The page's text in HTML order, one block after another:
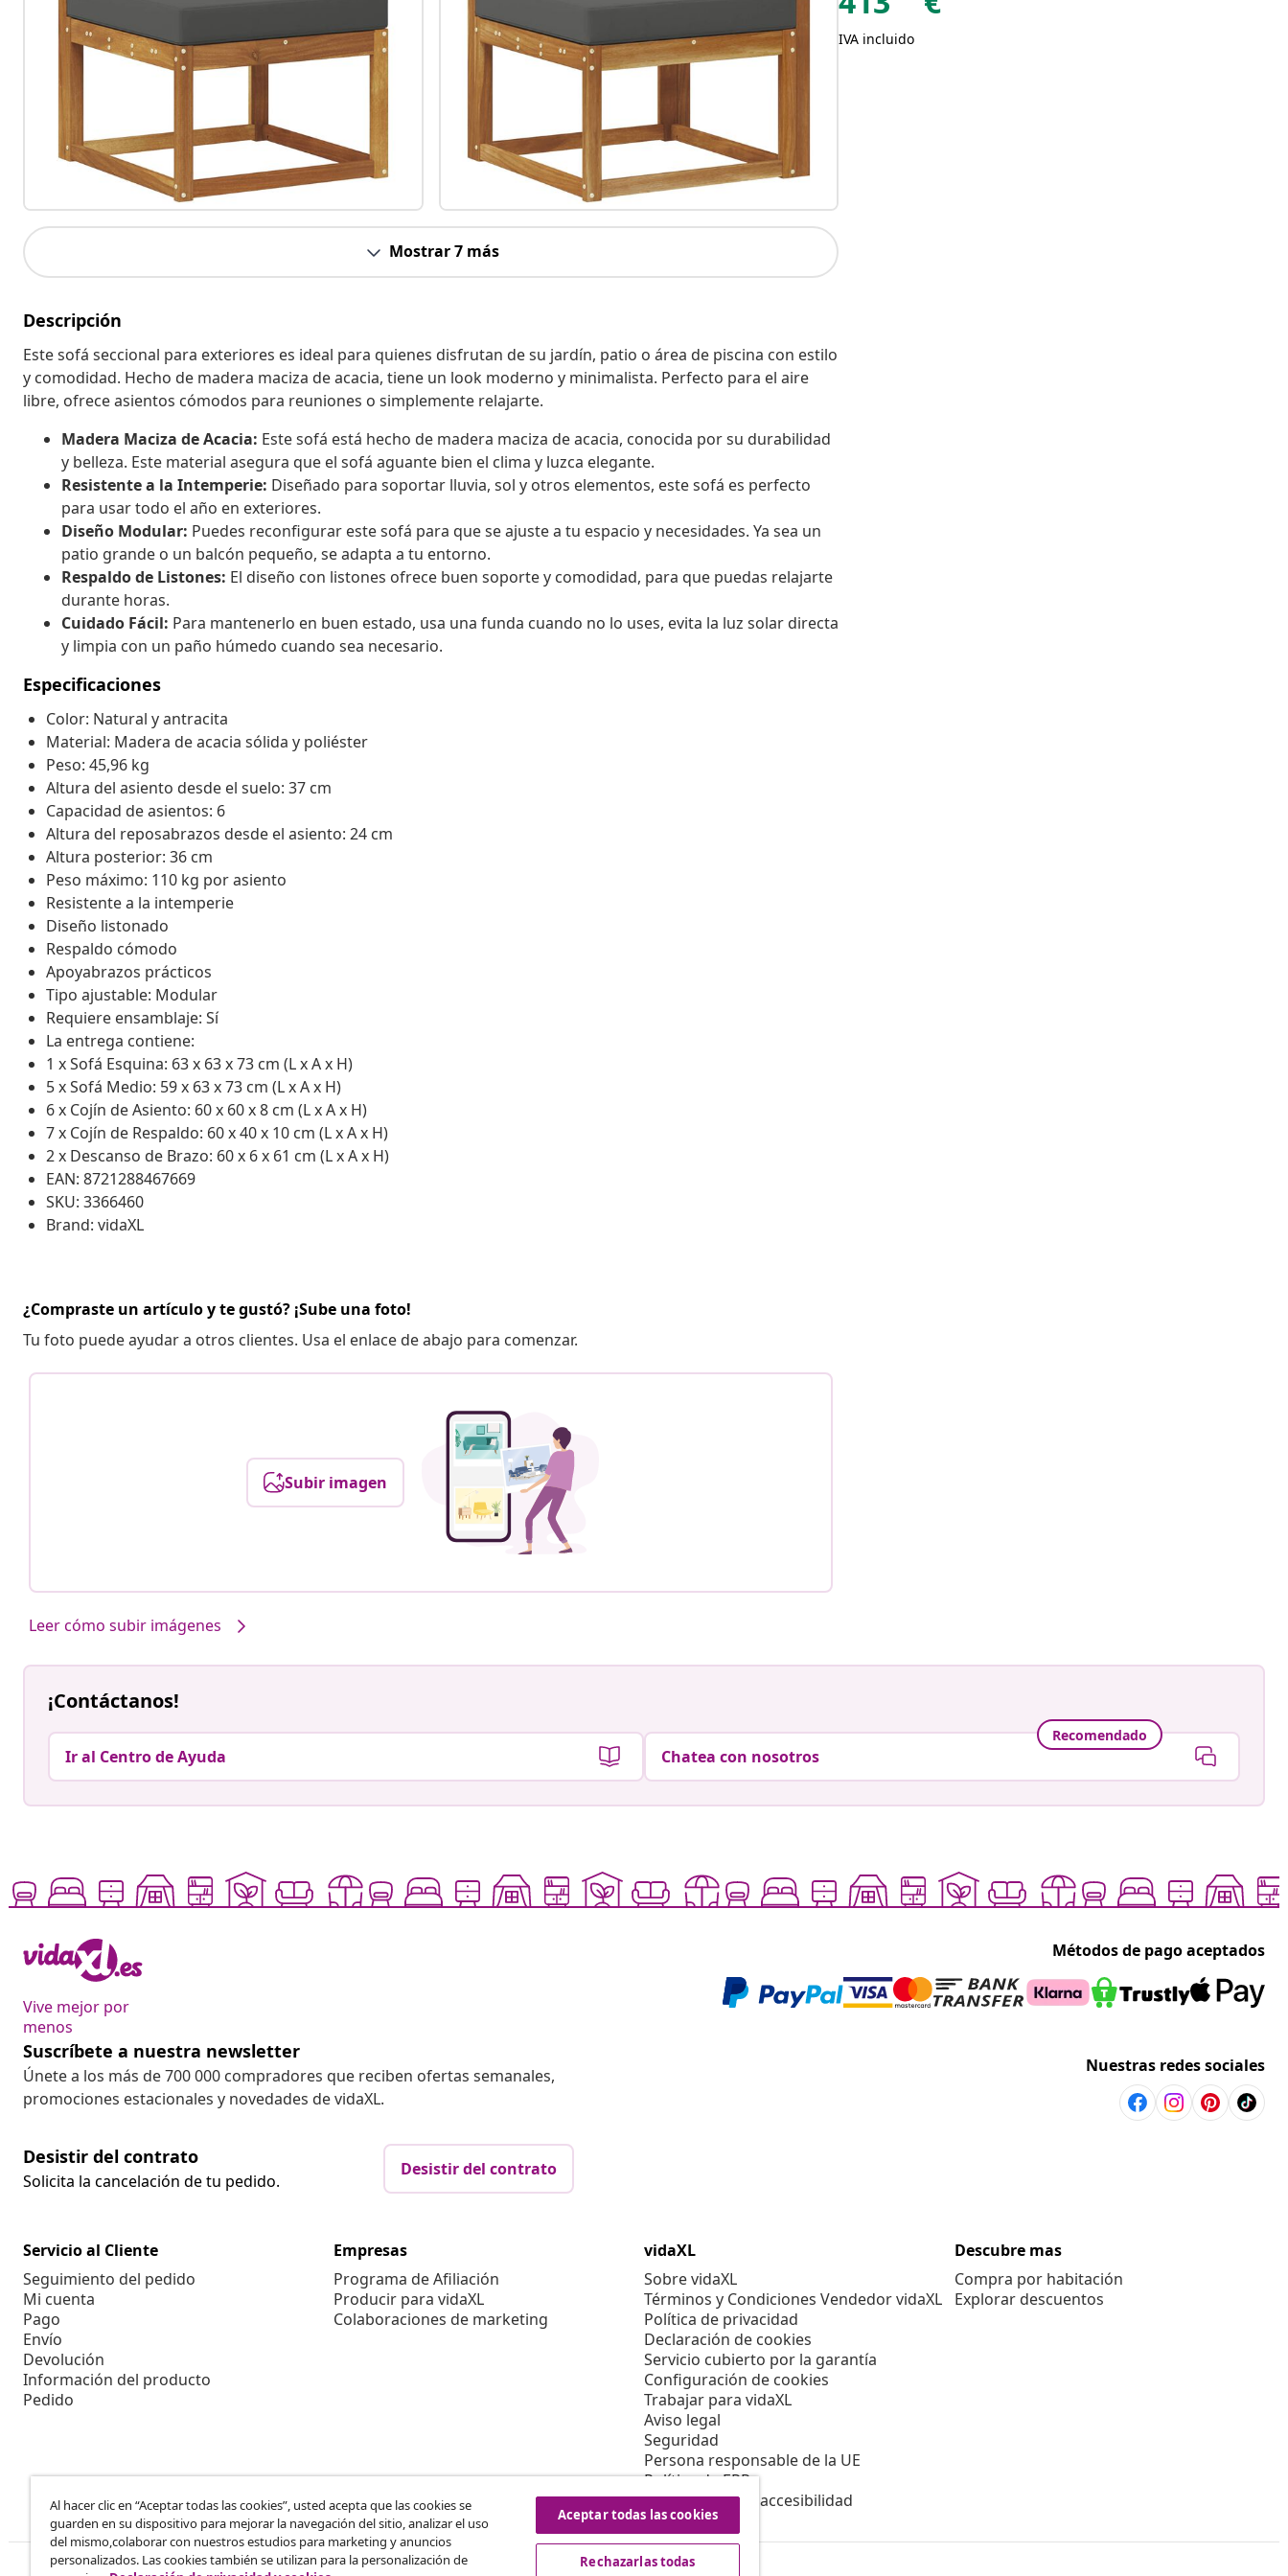
Mostrar 7 más
Descripción
Este sofá seccional para exteriores es ideal para quienes disfrutan de su jardín, patio o área de piscina con estilo
y comodidad. Hecho de madera maciza de acacia, tiene un look moderno y minimalista. Perfecto para el aire
libre, ofrece asientos cómodos para reuniones o simplemente relajarte.
Madera Maciza de Acacia: Este sofá está hecho de madera maciza de acacia, conocida por su durabilidad
y belleza. Este material asegura que el sofá aguante bien el clima y luzca elegante.
Resistente a la Intemperie: Diseñado para soportar lluvia, sol y otros elementos, este sofá es perfecto
para usar todo el año en exteriores.
Diseño Modular: Puedes reconfigurar este sofá para que se ajuste a tu espacio y necesidades. Ya sea un
patio grande o un balcón pequeño, se adapta a tu entorno.
Respaldo de Listones: El diseño con listones ofrece buen soporte y comodidad, para que puedas relajarte
durante horas.
Cuidado Fácil: Para mantenerlo en buen estado, usa una funda cuando no lo uses, evita la luz solar directa
y limpia con un paño húmedo cuando sea necesario.
Especificaciones
Color: Natural y antracita
Material: Madera de acacia sólida y poliéster
Peso: 45,96 kg
Altura del asiento desde el suelo: 37 cm
Capacidad de asientos: 6
Altura del reposabrazos desde el asiento: 24 cm
Altura posterior: 36 cm
Peso máximo: 110 kg por asiento
Resistente a la intemperie
Diseño listonado
Respaldo cómodo
Apoyabrazos prácticos
Tipo ajustable: Modular
Requiere ensamblaje: Sí
La entrega contiene:
1 x Sofá Esquina: 63 x 63 x 73 cm (L x A x H)
5 x Sofá Medio: 59 x 63 x 73 cm (L x A x H)
6 x Cojín de Asiento: 60 x 60 x 8 cm (L x A x H)
7 x Cojín de Respaldo: 60 x 40 x 10 cm (L x A x H)
2 x Descanso de Brazo: 60 x 6 x 61 cm (L x A x H)
EAN: 8721288467669
SKU: 3366460
Brand: vidaXL
¿Compraste un artículo y te gustó? ¡Sube una foto!
Tu foto puede ayudar a otros clientes. Usa el enlace de abajo para comenzar.
Subir imagen
Leer cómo subir imágenes
IVA incluido
¡Contáctanos!
Ir al Centro de Ayuda
Recomendado
Chatea con nosotros
Vive mejor por
menos
Métodos de pago aceptados
Suscríbete a nuestra newsletter
Únete a los más de 700 000 compradores que reciben ofertas semanales,
promociones estacionales y novedades de vidaXL.
Nuestras redes sociales
Desistir del contrato
Solicita la cancelación de tu pedido.
Desistir del contrato
Servicio al Cliente
Seguimiento del pedido
Mi cuenta
Pago
Envío
Devolución
Información del producto
Pedido
Empresas
Programa de Afiliación
Producir para vidaXL
Colaboraciones de marketing
vidaXL
Sobre vidaXL
Términos y Condiciones Vendedor vidaXL
Política de privacidad
Declaración de cookies
Servicio cubierto por la garantía
Configuración de cookies
Trabajar para vidaXL
Aviso legal
Seguridad
Persona responsable de la UE
Política de EPR
Información de accesibilidad
Descubre mas
Compra por habitación
Explorar descuentos
Al hacer clic en “Aceptar todas las cookies”, usted acepta que las cookies se
guarden en su dispositivo para mejorar la navegación del sitio, analizar el uso
del mismo,colaborar con nuestros estudios para marketing y anuncios
personalizados. Las cookies también se utilizan para la personalización de
Aceptar todas las cookies
Rechazarlas todas